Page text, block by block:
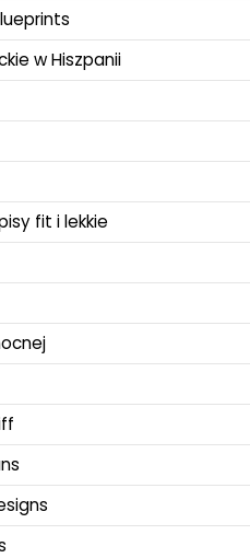
w Hiszpanii
fit i lekkie